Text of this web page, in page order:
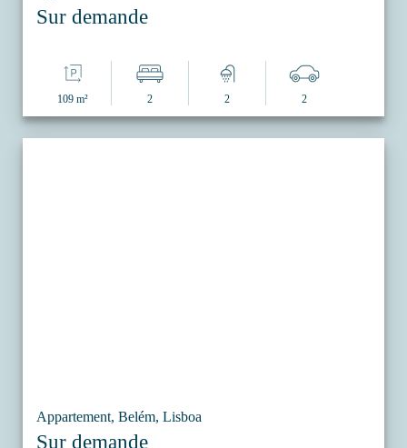
Sur demande
109 m² 2 2 2
Appartement, Belém, Lisboa
Sur demande